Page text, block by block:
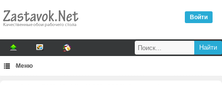
Войти
Меню